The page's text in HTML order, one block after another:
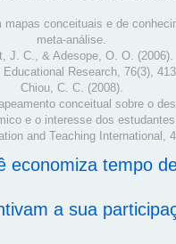
mapas conceituais e de
meta-análise.
J. C., & Adesope, O. O. (2006).
Research, 76(3),
Chiou, C. C. (2008).
conceitual sobre o
e o interesse dos estudantes.
and Teaching International,
economiza tempo
a sua